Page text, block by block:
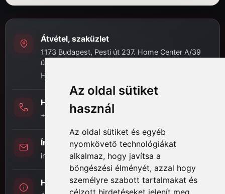
Az oldal sütiket
használ
Az oldal sütiket és egyéb
nyomkövető technológiákat
alkalmaz, hogy javítsa a
böngészési élményét, azzal hogy
személyre szabott tartalmakat és
célzott hirdetéseket jelenít meg,
Átvétel, szaküzlet
1173 Budapest, Pesti út 237. Home Center A/39
üzlet
H-P: 8:00 - 16:30
Hívj minket
+36 (20) 989-7969
Írj nekünk
info@hifi-station.hu
Hifi Station Kft.